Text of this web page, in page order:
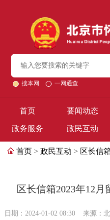
搜本网 一网通查
首页 要闻动态
政务服务 政民互动
首页 > 政民互动 > 区长信
区长信箱2023年12
日期：2024-01-02 08:30 来源：